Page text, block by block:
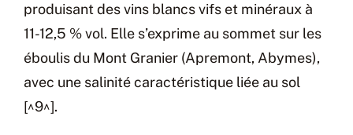
produisant des vins blancs vifs et minéraux à
11-12,5 % vol. Elle s’exprime au sommet sur les
éboulis du Mont Granier (Apremont, Abymes),
avec une salinité caractéristique liée au sol
[^9^].